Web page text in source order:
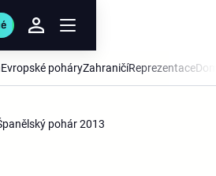
Evropské poháryZahraničíReprezentace
pohár 2013